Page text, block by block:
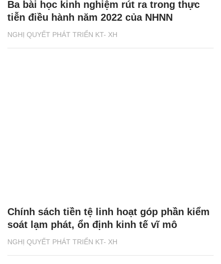
NGHỊ QUYẾT PHÁT TRIỂN KT- XH
Ba bài học kinh nghiệm rút ra trong thực
tiễn điều hành năm 2022 của NHNN
NGHỊ QUYẾT PHÁT TRIỂN KT- XH
Chính sách tiền tệ linh hoạt góp phần kiểm
soát lạm phát, ổn định kinh tế vĩ mô